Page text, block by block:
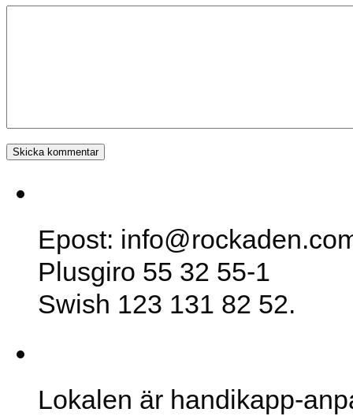
Epost:
Plusgiro 55 32 55-1
Swish 123 131 82 52.
Lokalen är handikapp-